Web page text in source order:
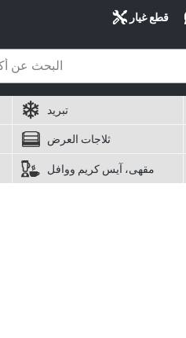
قطع غيار
تبريد
ثلاجات العرض
مقهى، آيس كريم ووافل